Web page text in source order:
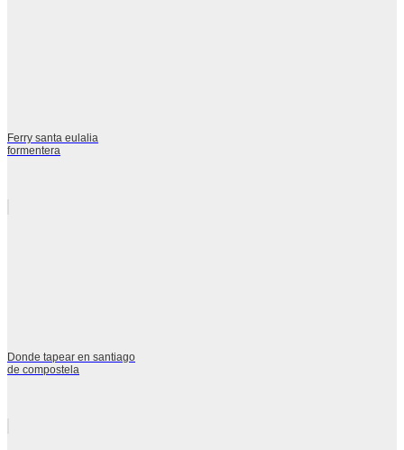
Ferry santa eulalia
formentera
Donde tapear en santiago
de compostela